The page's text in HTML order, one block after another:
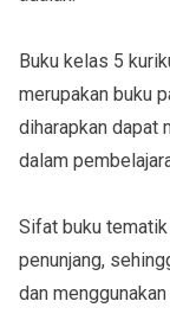
Buku kelas 5
merupakan buku
diharapkan dapat
dalam
Sifat buku
penunjang,
dan